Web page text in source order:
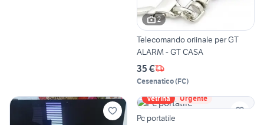
2
Telecomando oriinale per GT
ALARM - GT CASA
35 €
Cesenatico(FC)
Vetrina Urgente
Pc portatile